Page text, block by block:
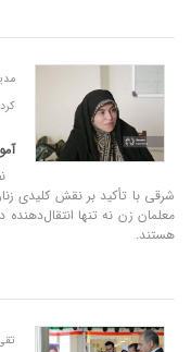
شرقی با تأکید بر نقش کلیدی
معلمان زن نه تنها
هستند.